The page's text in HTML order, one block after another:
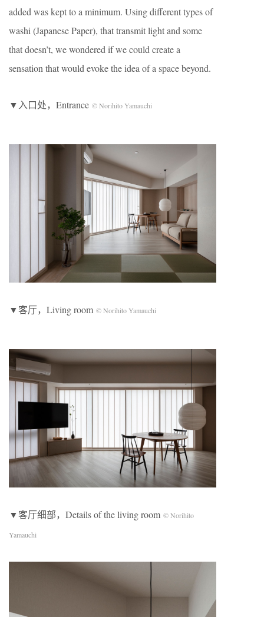
added was kept to a minimum. Using different types of
washi (Japanese Paper), that transmit light and some
that doesn’t, we wondered if we could create a
sensation that would evoke the idea of a space beyond.
▼入口处，Entrance © Norihito Yamauchi
▼客厅，Living room © Norihito Yamauchi
▼客厅细部，Details of the living room © Norihito
Yamauchi